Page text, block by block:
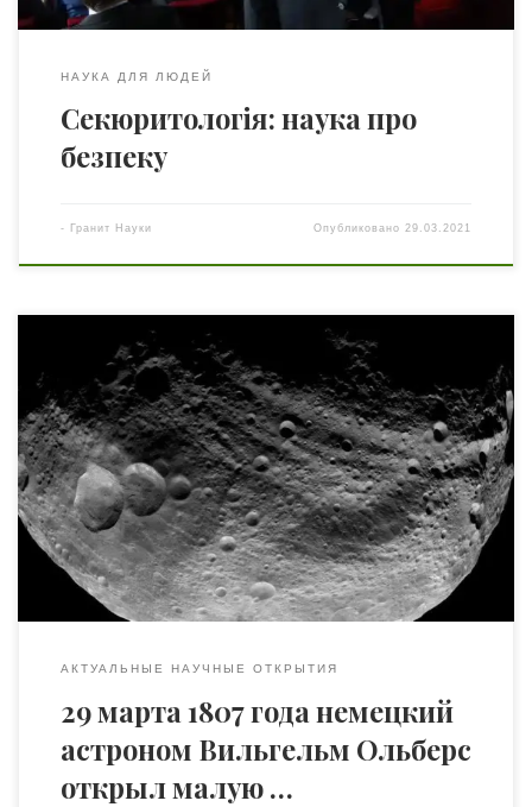
НАУКА ДЛЯ ЛЮДЕЙ
Секюритологія: наука про
безпеку
- Гранит Науки Опубликовано 29.03.2021
Веста — самый яркий астероид из всех и единственный,
который можно без усилий наблюдать невооружённым
взглядом. Это следствие яркости его поверхности,
крупного размера (576 км), и того, что он может
приближаться к Земле на расстояние всего 177 млн км.
Среди астероидов Веста занимает первое место
по массе и по размеру. До того как Церера была
признана карликовой […]
АКТУАЛЬНЫЕ НАУЧНЫЕ ОТКРЫТИЯ
29 марта 1807 года немецкий
астроном Вильгельм Ольберс
открыл малую …